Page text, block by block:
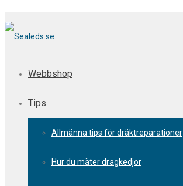
Webbshop
Tips
Allmänna tips för dräktreparationer
Hur du mäter dragkedjor